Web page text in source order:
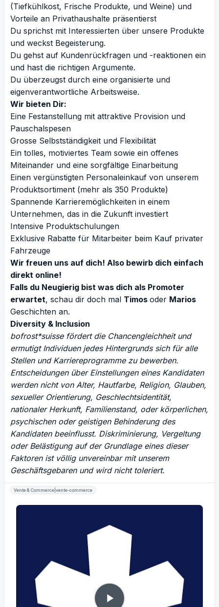
(Tiefkühlkost, Frische Produkte, und Weine) und
Vorteile an Privathaushalte präsentierst
Du sprichst mit Interessierten über unsere Produkte
und weckst Begeisterung.
Du gehst auf Kundenrückfragen und -reaktionen ein
und hast die richtigen Argumente.
Du überzeugst durch eine organisierte und
eigenverantwortliche Arbeitsweise.
Wir bieten Dir:
Eine Festanstellung mit attraktive Provision und
Pauschalspesen
Grosse Selbstständigkeit und Flexibilität
Ein tolles, motiviertes Team sowie ein offenes
Miteinander und eine sorgfältige Einarbeitung
Einen vergünstigten Personaleinkauf von unserem
Produktsortiment (mehr als 350 Produkte)
Spannende Karrieremöglichkeiten in einem
Unternehmen, das in die Zukunft investiert
Intensive Produktschulungen
Exklusive Rabatte für Mitarbeiter beim Kauf privater
Fahrzeuge
Wir freuen uns auf dich! Also bewirb dich einfach
direkt online!
Falls du Neugierig bist was dich als Promoter
erwartet, schau dir doch mal Timos oder Marios
Geschichten an.
Diversity & Inclusion
bofrost*suisse fördert die Chancengleichheit und
ermutigt Individuen jedes Hintergrunds sich für alle
Stellen und Karriereprogramme zu bewerben.
Entscheidungen über Einstellungen eines Kandidaten
werden nicht von Alter, Hautfarbe, Religion, Glauben,
sexueller Orientierung, Geschlechtsidentität,
nationaler Herkunft, Familienstand, oder körperlichen,
psychischen oder geistigen Behinderung des
Kandidaten beeinflusst. Diskriminierung, Vergeltung
oder Belästigung auf der Grundlage eines dieser
Faktoren ist völlig unvereinbar mit unserem
Geschäftsgebaren und wird nicht toleriert.
Vente & Commerce|vente-commerce